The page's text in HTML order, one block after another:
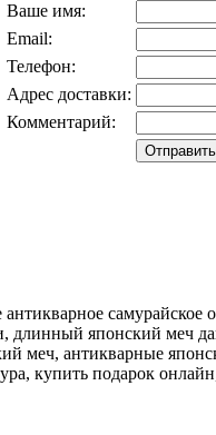
Ваше имя:
Email:
Телефон:
Адрес доставки:
Комментарий:
длинный японский меч
меч, антикварные
купить подарок